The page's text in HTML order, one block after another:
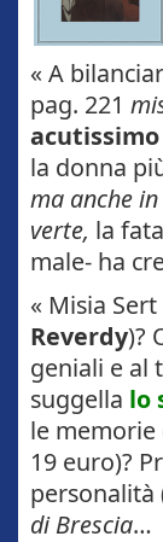
« A
pag. 221
acutissimo
la donna
ma anche
verte, la
male- ha
« Misia
Reverdy)?
geniali e al
suggella lo
le memorie
19 euro)?
personalità
di Brescia…